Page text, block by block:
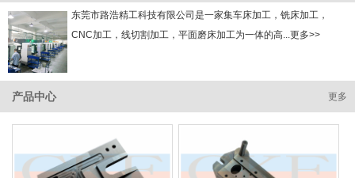
东莞市路浩精工科技有限公司是一家集车床加工，铣床加工，
CNC加工，线切割加工，平面磨床加工为一体的高...更多>>
更多
产品中心